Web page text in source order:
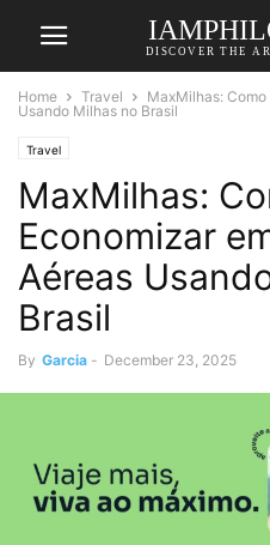
DISCOVER THE
Home Travel
MaxMilhas:
Usando Milhas no Brasil
Travel
MaxMilhas:
Economizar
Aéreas
Brasil
By Garcia - December 23, 2025